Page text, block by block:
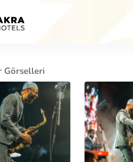
Görselleri